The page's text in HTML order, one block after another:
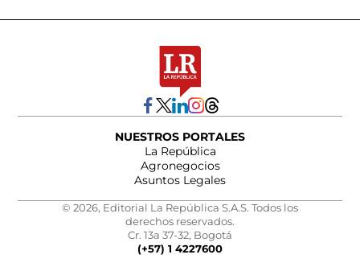
NUESTROS PORTALES
La República
Agronegocios
Asuntos Legales
© 2026, Editorial La República S.A.S. Todos los
derechos reservados.
Cr. 13a 37-32, Bogotá
(+57) 1 4227600